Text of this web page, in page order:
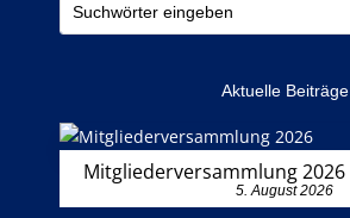
Aktuelle Beiträge
Mitgliederversammlung 2026
5. August 2026